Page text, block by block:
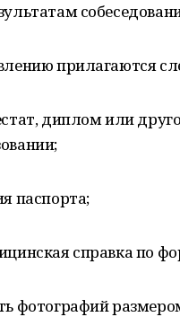
прилагаются
диплом или
паспорта;
справка по
фотографий